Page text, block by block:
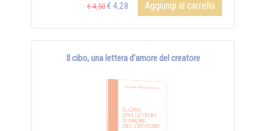
€ 4,50 € 4,28 Aggiungi al carrello
Il cibo, una lettera d’amore del creatore